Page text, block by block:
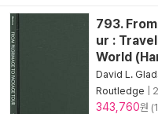
793.
ur :
World
David L.
Routledge
343,760원